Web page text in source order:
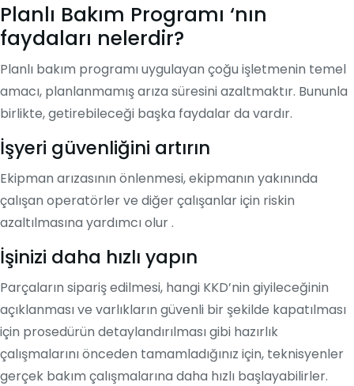
Planlı Bakım Programı ‘nın
faydaları nelerdir?
Planlı bakım programı uygulayan çoğu işletmenin temel
amacı, planlanmamış arıza süresini azaltmaktır. Bununla
birlikte, getirebileceği başka faydalar da vardır.
İşyeri güvenliğini artırın
Ekipman arızasının önlenmesi, ekipmanın yakınında
çalışan operatörler ve diğer çalışanlar için riskin
azaltılmasına yardımcı olur .
İşinizi daha hızlı yapın
Parçaların sipariş edilmesi, hangi KKD’nin giyileceğinin
açıklanması ve varlıkların güvenli bir şekilde kapatılması
için prosedürün detaylandırılması gibi hazırlık
çalışmalarını önceden tamamladığınız için, teknisyenler
gerçek bakım çalışmalarına daha hızlı başlayabilirler.